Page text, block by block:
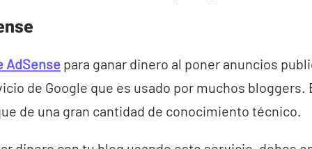
AdSense para ganar dinero al poner anuncios
de Google que es usado por muchos bloggers.
de una gran cantidad de conocimiento técnico.